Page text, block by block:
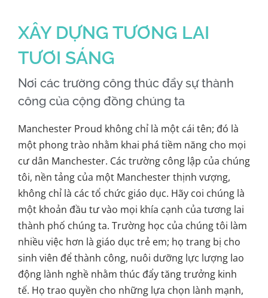
XÂY DỰNG TƯƠNG LAI
TƯƠI SÁNG
Nơi các trường công thúc đẩy sự thành
công của cộng đồng chúng ta
Manchester Proud không chỉ là một cái tên; đó là
một phong trào nhằm khai phá tiềm năng cho mọi
cư dân Manchester. Các trường công lập của chúng
tôi, nền tảng của một Manchester thịnh vượng,
không chỉ là các tổ chức giáo dục. Hãy coi chúng là
một khoản đầu tư vào mọi khía cạnh của tương lai
thành phố chúng ta. Trường học của chúng tôi làm
nhiều việc hơn là giáo dục trẻ em; họ trang bị cho
sinh viên để thành công, nuôi dưỡng lực lượng lao
động lành nghề nhằm thúc đẩy tăng trưởng kinh
tế. Họ trao quyền cho những lựa chọn lành mạnh,